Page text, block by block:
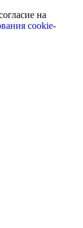
на
cookie-